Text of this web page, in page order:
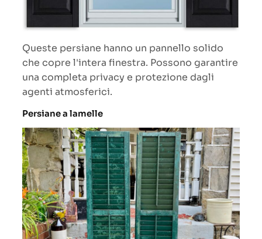
Queste persiane hanno un pannello solido
che copre l'intera finestra. Possono garantire
una completa privacy e protezione dagli
agenti atmosferici.
Persiane a lamelle